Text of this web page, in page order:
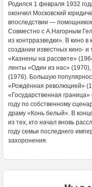
Родился 1 февраля 1932
окончил Московский
впоследствии —
Совместно с А.Нагорным
из контрразведки». В кино в
создании известных кино-
«Казнены на рассвете»
ленты «Один из нас»
(1976). Большую
«Рождённая революцией»
«Государственная
году по собственному
драму «Конь белый». В
из тех, кто начал вновь
году семьи последнего
захоронения.